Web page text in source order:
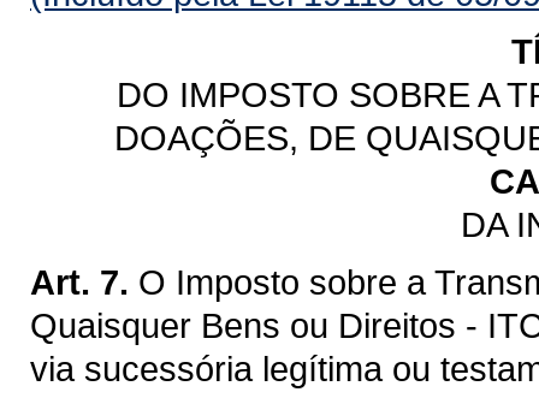
DO IMPOSTO SOBRE A
DOAÇÕES, DE
DA
Art. 7. O Imposto sobre a
Quaisquer Bens ou Direitos -
via sucessória legítima ou